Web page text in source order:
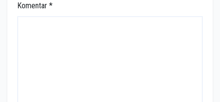
Komentar *